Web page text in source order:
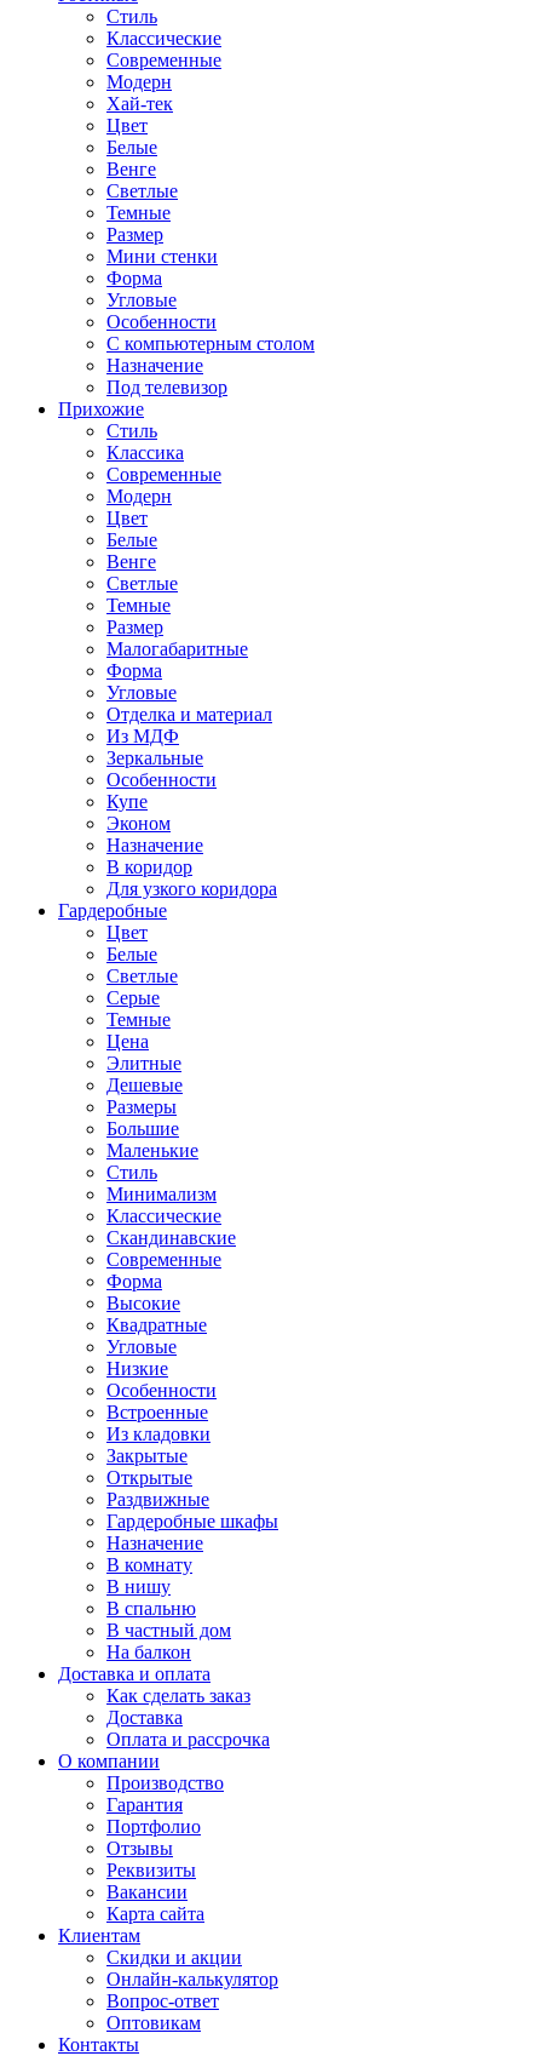
Стиль
Классические
Современные
Модерн
Хай-тек
Цвет
Белые
Венге
Светлые
Темные
Размер
Мини стенки
Форма
Угловые
Особенности
С компьютерным столом
Назначение
Под телевизор
Прихожие
Стиль
Классика
Современные
Модерн
Цвет
Белые
Венге
Светлые
Темные
Размер
Малогабаритные
Форма
Угловые
Отделка и материал
Из МДФ
Зеркальные
Особенности
Купе
Эконом
Назначение
В коридор
Для узкого коридора
Гардеробные
Цвет
Белые
Светлые
Серые
Темные
Цена
Элитные
Дешевые
Размеры
Большие
Маленькие
Стиль
Минимализм
Классические
Скандинавские
Современные
Форма
Высокие
Квадратные
Угловые
Низкие
Особенности
Встроенные
Из кладовки
Закрытые
Открытые
Раздвижные
Гардеробные шкафы
Назначение
В комнату
В нишу
В спальню
В частный дом
На балкон
Доставка и оплата
Как сделать заказ
Доставка
Оплата и рассрочка
О компании
Производство
Гарантия
Портфолио
Отзывы
Реквизиты
Вакансии
Карта сайта
Клиентам
Скидки и акции
Онлайн-калькулятор
Вопрос-ответ
Оптовикам
Контакты